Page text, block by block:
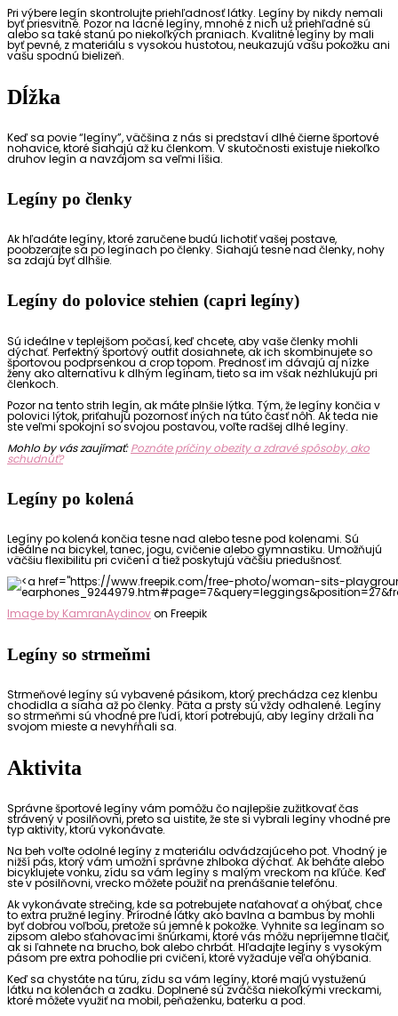
Pri výbere legín skontrolujte priehľadnosť látky. Legíny by nikdy nemali
byť priesvitné. Pozor na lacné legíny, mnohé z nich už priehľadné sú
alebo sa také stanú po niekoľkých praniach. Kvalitné legíny by mali
byť pevné, z materiálu s vysokou hustotou, neukazujú vašu pokožku ani
vašu spodnú bielizeň.
Dĺžka
Keď sa povie “legíny”, väčšina z nás si predstaví dlhé čierne športové
nohavice, ktoré siahajú až ku členkom. V skutočnosti existuje niekoľko
druhov legín a navzájom sa veľmi líšia.
Legíny po členky
Ak hľadáte legíny, ktoré zaručene budú lichotiť vašej postave,
poobzerajte sa po legínach po členky. Siahajú tesne nad členky, nohy
sa zdajú byť dlhšie.
Legíny do polovice stehien (capri legíny)
Sú ideálne v teplejšom počasí, keď chcete, aby vaše členky mohli
dýchať. Perfektný športový outfit dosiahnete, ak ich skombinujete so
športovou podprsenkou a crop topom. Prednosť im dávajú aj nízke
ženy ako alternatívu k dlhým legínam, tieto sa im však nezhlukujú pri
členkoch.
Pozor na tento strih legín, ak máte plnšie lýtka. Tým, že legíny končia v
polovici lýtok, priťahujú pozornosť iných na túto časť nôh. Ak teda nie
ste veľmi spokojní so svojou postavou, voľte radšej dlhé legíny.
Mohlo by vás zaujímať:Poznáte príčiny obezity a zdravé spôsoby, ako
schudnúť?
Legíny po kolená
Legíny po kolená končia tesne nad alebo tesne pod kolenami. Sú
ideálne na bicykel, tanec, jogu, cvičenie alebo gymnastiku. Umožňujú
väčšiu flexibilitu pri cvičení a tiež poskytujú väčšiu priedušnosť.
Image by KamranAydinovon Freepik
Legíny so strmeňmi
Strmeňové legíny sú vybavené pásikom, ktorý prechádza cez klenbu
chodidla a siaha až po členky. Päta a prsty sú vždy odhalené. Legíny
so strmeňmi sú vhodné pre ľudí, ktorí potrebujú, aby legíny držali na
svojom mieste a nevyhŕňali sa.
Aktivita
Správne športové legíny vám pomôžu čo najlepšie zužitkovať čas
strávený v posilňovni, preto sa uistite, že ste si vybrali legíny vhodné pre
typ aktivity, ktorú vykonávate.
Na beh voľte odolné legíny z materiálu odvádzajúceho pot. Vhodný je
nižší pás, ktorý vám umožní správne zhlboka dýchať. Ak beháte alebo
bicyklujete vonku, zídu sa vám legíny s malým vreckom na kľúče. Keď
ste v posilňovni, vrecko môžete použiť na prenášanie telefónu.
Ak vykonávate strečing, kde sa potrebujete naťahovať a ohýbať, chce
to extra pružné legíny. Prírodné látky ako bavlna a bambus by mohli
byť dobrou voľbou, pretože sú jemné k pokožke. Vyhnite sa legínam so
zipsom alebo sťahovacími šnúrkami, ktoré vás môžu nepríjemne tlačiť,
ak si ľahnete na brucho, bok alebo chrbát. Hľadajte legíny s vysokým
pásom pre extra pohodlie pri cvičení, ktoré vyžaduje veľa ohýbania.
Keď sa chystáte na túru, zídu sa vám legíny, ktoré majú vystuženú
látku na kolenách a zadku. Doplnené sú zväčša niekoľkými vreckami,
ktoré môžete využiť na mobil, peňaženku, baterku a pod.